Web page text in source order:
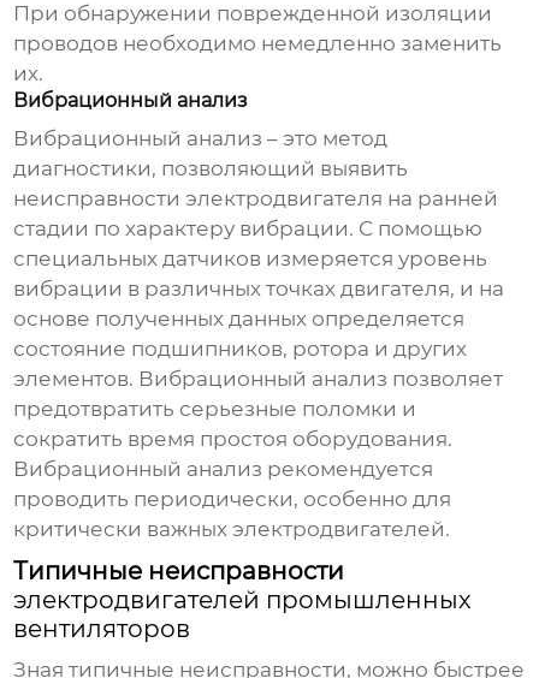
При обнаружении поврежденной изоляции
проводов необходимо немедленно заменить
их.
Вибрационный анализ
Вибрационный анализ – это метод
диагностики, позволяющий выявить
неисправностиэлектродвигателя на ранней
стадии по характеру вибрации. С помощью
специальных датчиков измеряется уровень
вибрации в различных точкахдвигателя, и на
основе полученных данных определяется
состояние подшипников, ротора и других
элементов. Вибрационный анализ позволяет
предотвратить серьезные поломки и
сократить время простоя оборудования.
Вибрационный анализ рекомендуется
проводить периодически, особенно для
критически важныхэлектродвигателей.
Типичные неисправности
электродвигателей промышленных
вентиляторов
Зная типичные неисправности, можно быстрее